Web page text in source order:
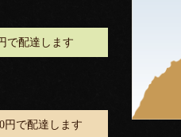
で配達します
円で配達します